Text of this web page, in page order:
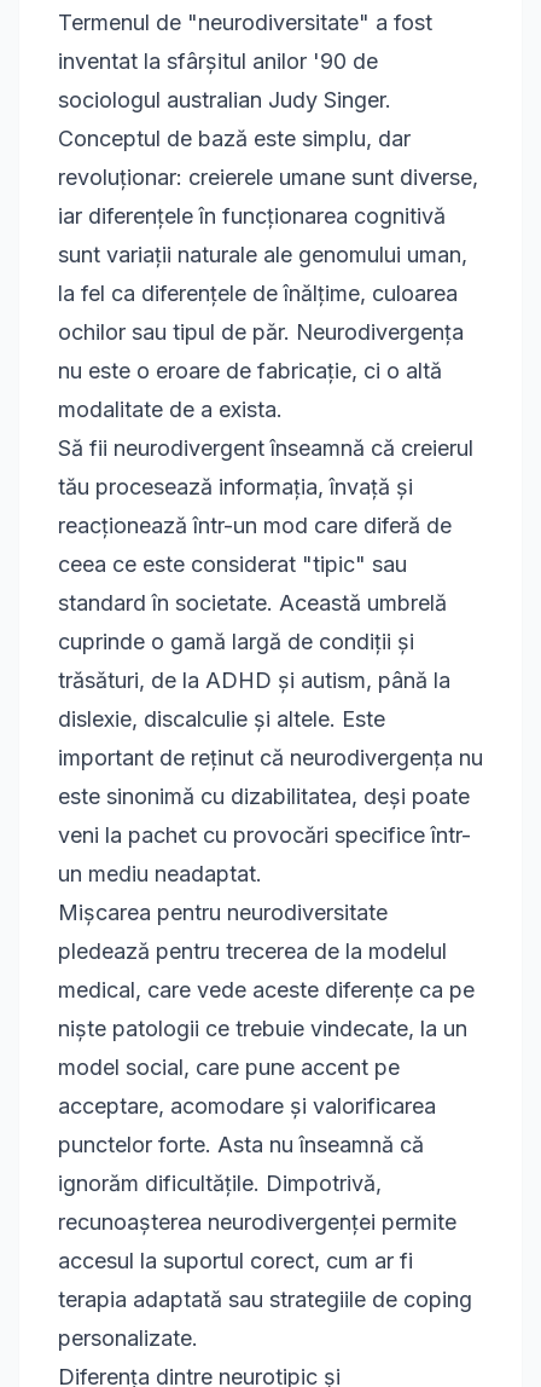
Termenul de "neurodiversitate" a fost
inventat la sfârșitul anilor '90 de
sociologul australian Judy Singer.
Conceptul de bază este simplu, dar
revoluționar: creierele umane sunt diverse,
iar diferențele în funcționarea cognitivă
sunt variații naturale ale genomului uman,
la fel ca diferențele de înălțime, culoarea
ochilor sau tipul de păr. Neurodivergența
nu este o eroare de fabricație, ci o altă
modalitate de a exista.
Să fii neurodivergent înseamnă că creierul
tău procesează informația, învață și
reacționează într-un mod care diferă de
ceea ce este considerat "tipic" sau
standard în societate. Această umbrelă
cuprinde o gamă largă de condiții și
trăsături, de la ADHD și autism, până la
dislexie, discalculie și altele. Este
important de reținut că neurodivergența nu
este sinonimă cu dizabilitatea, deși poate
veni la pachet cu provocări specifice într-
un mediu neadaptat.
Mișcarea pentru neurodiversitate
pledează pentru trecerea de la modelul
medical, care vede aceste diferențe ca pe
niște patologii ce trebuie vindecate, la un
model social, care pune accent pe
acceptare, acomodare și valorificarea
punctelor forte. Asta nu înseamnă că
ignorăm dificultățile. Dimpotrivă,
recunoașterea neurodivergenței permite
accesul la suportul corect, cum ar fi
terapia adaptată sau strategiile de coping
personalizate.
Diferența dintre neurotipic și